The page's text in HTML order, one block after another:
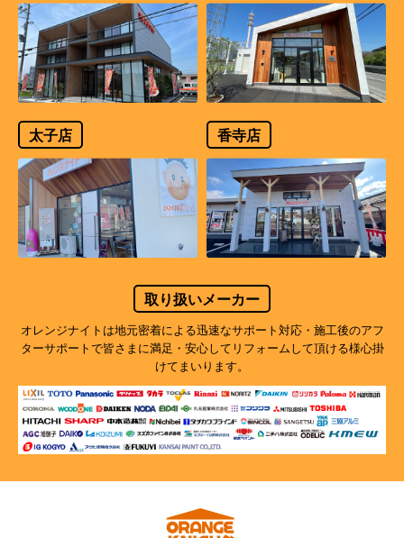
太子店 香寺店
取り扱いメーカー
オレンジナイトは地元密着による迅速なサポート対応・施工後のアフ
ターサポートで皆さまに満足・安心してリフォームして頂ける様心掛
けてまいります。